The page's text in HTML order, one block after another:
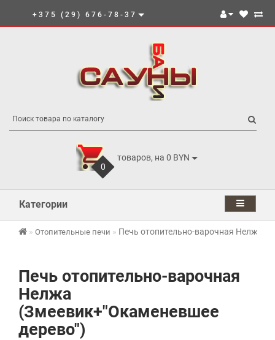
+375 (29) 676-78-37
0
товаров, на 0 BYN
Категории
Отопительные печи Печь отопительно-варочная Нелжа
Печь отопительно-варочная
Нелжа
(Змеевик+"Окаменевшее
дерево")